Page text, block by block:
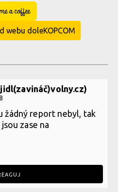
Me a Coffee
webu doleKOPCOM
žádný report nebyl, tak
zase na